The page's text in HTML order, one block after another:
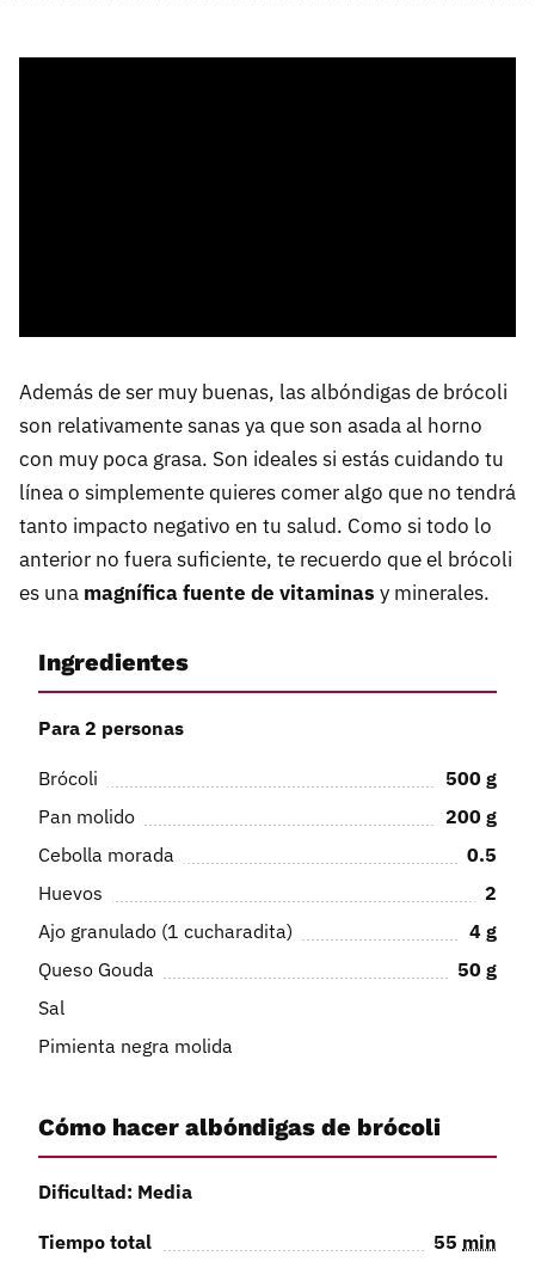
Además de ser muy buenas, las albóndigas de brócoli
son relativamente sanas ya que son asada al horno
con muy poca grasa. Son ideales si estás cuidando tu
línea o simplemente quieres comer algo que no tendrá
tanto impacto negativo en tu salud. Como si todo lo
anterior no fuera suficiente, te recuerdo que el brócoli
es una magnífica fuente de vitaminas y minerales.
Ingredientes
Para 2 personas
Brócoli 500 g
Pan molido
200 g
Cebolla morada
0.5
Huevos
2
Ajo granulado (1 cucharadita)
4 g
Queso Gouda
50 g
Sal
Pimienta negra molida
Cómo hacer albóndigas de brócoli
Dificultad: Media
Tiempo total 55 min